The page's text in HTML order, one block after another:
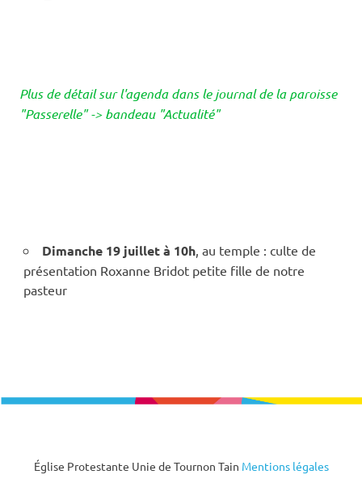
Plus de détail sur l'agenda dans le journal de la paroisse
"Passerelle" -> bandeau "Actualité"
Dimanche 19 juillet à 10h, au temple : culte de
présentation Roxanne Bridot petite fille de notre
pasteur
Église Protestante Unie de Tournon Tain Mentions légales